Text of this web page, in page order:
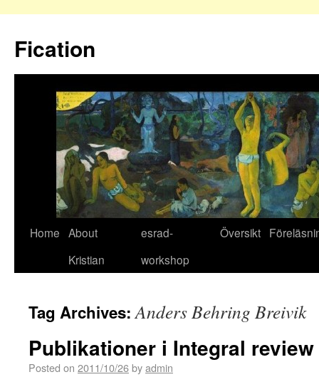
Fication
Home About
Kristian
esrad-
workshop
Översikt
Tag Archives:Anders Behring Breivik
Publikationer i Integral review
Posted on 2011/10/26byadmin